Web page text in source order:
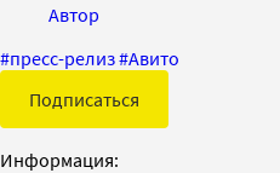
Автор
#пресс-релиз#Авито
Подписаться
Информация: